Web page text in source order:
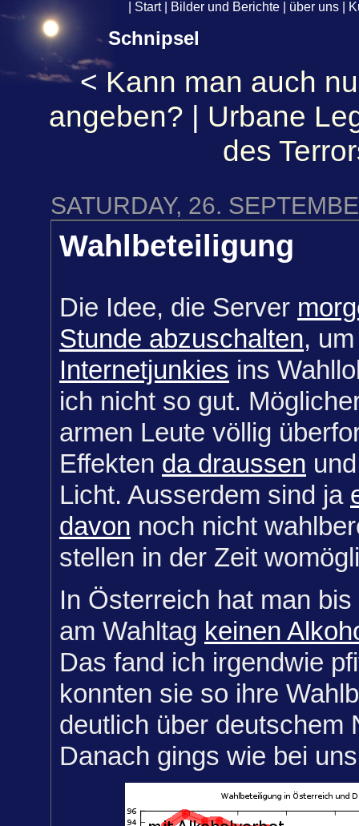
Start| Bilder und Berichte über uns
Schnipsel
< Kann man auch
angeben? | Urbane
des
SATURDAY, 26.
Wahlbeteiligung
Die Idee, die Server
Stunde abzuschalten,
Internetjunkies ins
ich nicht so gut.
armen Leute völlig
Effekten da draussen
Licht. Ausserdem sind ja
davon noch nicht
stellen in der Zeit
In Österreich hat man
am Wahltag keinen
Das fand ich irgendwie
konnten sie so ihre
deutlich über deutschem
Danach gings wie bei